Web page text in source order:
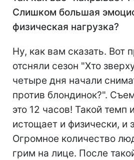
Слишком большая
физическая нагрузка?
Ну, как вам сказать. Вот
отсняли сезон "Хто
четыре дня начали
против блондинок?".
это 12 часов! Такой темп
истощает и физически, и
Огромное количество
грим на лице. После